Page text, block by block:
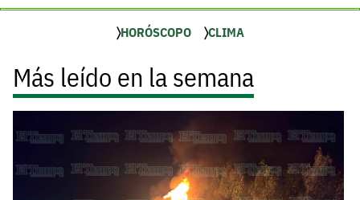
HORÓSCOPO CLIMA
Más leído en la semana